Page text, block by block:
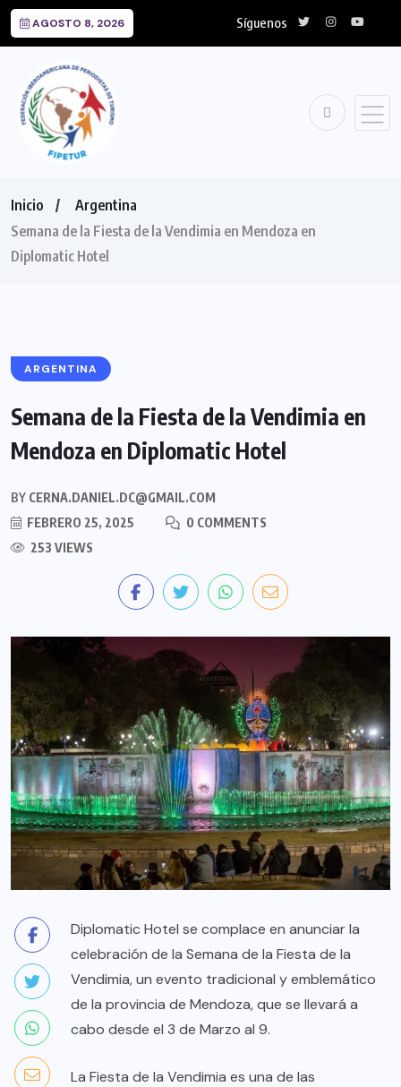
AGOSTO 8, 2026 Síguenos
Inicio
Argentina
Semana de la Fiesta de la Vendimia en Mendoza en
Diplomatic Hotel
ARGENTINA
Semana de la Fiesta de la Vendimia en
Mendoza en Diplomatic Hotel
BY CERNA.DANIEL.DC@GMAIL.COM
FEBRERO 25, 2025
0 COMMENTS
253 VIEWS
Diplomatic Hotel se complace en anunciar la
celebración de la Semana de la Fiesta de la
Vendimia, un evento tradicional y emblemático
de la provincia de Mendoza, que se llevará a
cabo desde el 3 de Marzo al 9.
La Fiesta de la Vendimia es una de las